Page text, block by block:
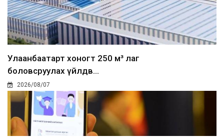
Улаанбаатарт хоногт 250 м³ лаг
боловсруулах үйлдв...
2026/08/07